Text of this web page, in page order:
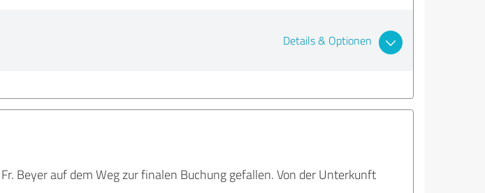
Details & Optionen
Beyer auf dem Weg zur finalen Buchung gefallen. Von der Unterkunft